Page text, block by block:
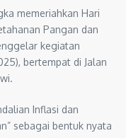
memeriahkan Hari
Pangan dan
kegiatan
bertempat di Jalan
Inflasi dan
sebagai bentuk nyata